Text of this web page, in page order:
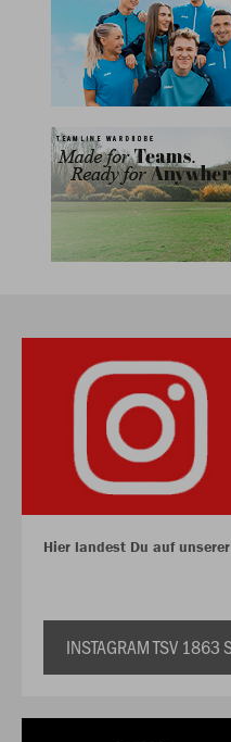
Hier landest Du auf
INSTAGRAM TSV 1863